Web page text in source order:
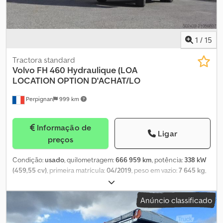
1 / 15
Perpignan 999 km
Tractora standard
Volvo FH 460 Hydraulique (LOA
LOCATION OPTION D'ACHAT/LO
Informação de
preços
Ligar
Condição:usado, quilometragem:666 959 km, potência: 338 kW
(459,55 cv) , primeira matrícula:04/2019 , peso em vazio:7 645 kg
11 355 kg, peso total:
do pneu:-, configuração de eixo:4x2, travões:travão de motor,
cabina-cama
, tipo de engrenagem:
automático, classe de emissão: Euro 6, suspensão:
Anúncio classificado